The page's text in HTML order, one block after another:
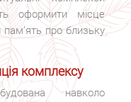
оформити місце
про близьку
комплексу
навколо